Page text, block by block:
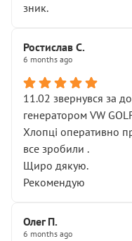
зник.
Ростислав С.
6 months ago
11.02 звернувся за
генератором VW
Хлопці оперативно
все зробили .
Щиро дякую.
Рекомендую
Олег П.
6 months ago